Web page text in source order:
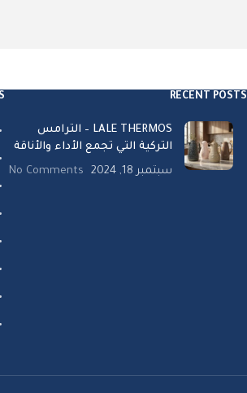
RECENT POSTS
LALE THERMOS – الترامس
التركية التي تجمع الأداء والأناقة
سبتمبر 18, 2024
No Comments